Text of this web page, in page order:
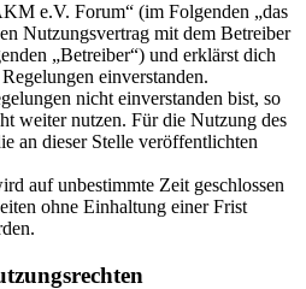
e.V. Forum“ (im Folgenden „das
Nutzungsvertrag mit dem Betreiber
„Betreiber“) und erklärst dich
einverstanden.
nicht einverstanden bist, so
weiter nutzen. Für die Nutzung des
an dieser Stelle veröffentlichten
auf unbestimmte Zeit geschlossen
ohne Einhaltung einer Frist